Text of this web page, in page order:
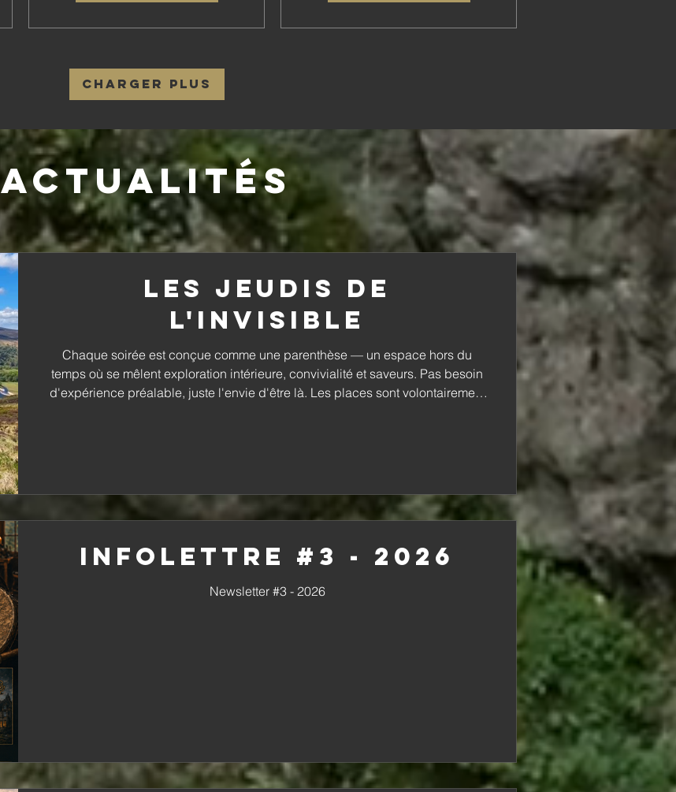
Charger plus
Actualités
Les Jeudis de
l'Invisible
Chaque soirée est conçue comme une parenthèse — un espace hors du
temps où se mêlent exploration intérieure, convivialité et saveurs. Pas besoin
d'expérience préalable, juste l'envie d'être là. Les places sont volontairement
Infolettre #3 - 2026
Newsletter #3 - 2026